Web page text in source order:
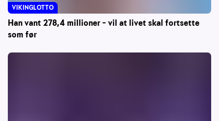
Han vant 278,4 millioner – vil at livet skal fortsette
som før
VIKINGLOTTO